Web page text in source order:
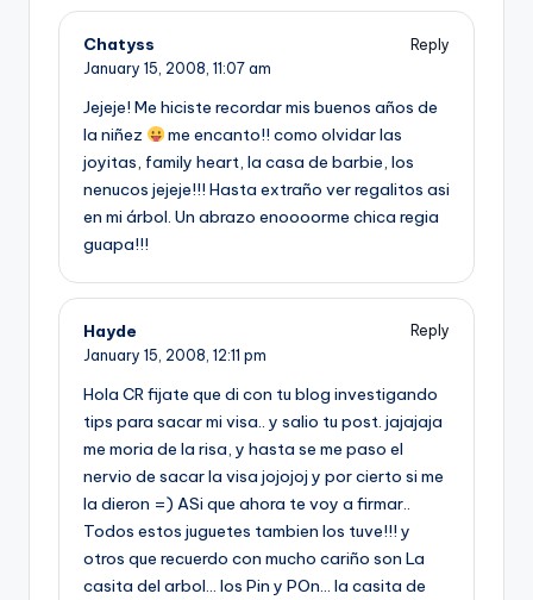
Chatyss
Reply
January 15, 2008, 11:07 am
Jejeje! Me hiciste recordar mis buenos años de
la niñez
me encanto!! como olvidar las
joyitas, family heart, la casa de barbie, los
nenucos jejeje!!! Hasta extraño ver regalitos asi
en mi árbol. Un abrazo enoooorme chica regia
guapa!!!
Hayde
Reply
January 15, 2008, 12:11 pm
Hola CR fijate que di con tu blog investigando
tips para sacar mi visa.. y salio tu post. jajajaja
me moria de la risa, y hasta se me paso el
nervio de sacar la visa jojojoj y por cierto si me
la dieron =) ASi que ahora te voy a firmar..
Todos estos juguetes tambien los tuve!!! y
otros que recuerdo con mucho cariño son La
casita del arbol… los Pin y POn… la casita de